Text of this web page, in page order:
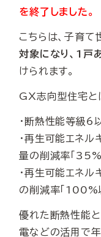
を終了しました。​
こちらは、子育
対象になり、 1戸
けられます。
GX志向型住宅と
・断熱性能等級6
・再生可能エネ
量の削減率「35%
・再生可能エネ
の削減率「100%
優れた断熱性能
電などの活用で